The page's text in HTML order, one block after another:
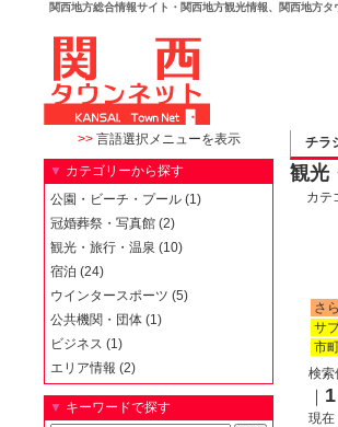
関西地方総合情報サイト・関西地方観光情報、関西地方
>>言語選択メニューを表示
▼ カテゴリーから探す
公園・ビーチ・プール (1)
冠婚葬祭・写真館 (2)
観光・旅行・温泉 (10)
宿泊 (24)
ウインタースポーツ (5)
公共機関・団体 (1)
ビジネス (1)
エリア情報 (2)
▼ キーワードで探す
チラ
観光
カテ
さ
サ
市
検索
｜ 1
現在